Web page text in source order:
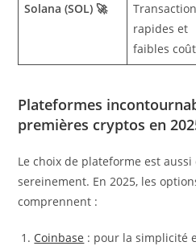
Solana (SOL) 🚀
rapides et
faibles
Plateformes
premières cryptos en
Le choix de plateforme est
sereinement. En 2025, les
comprennent :
Coinbase : pour la simplicité